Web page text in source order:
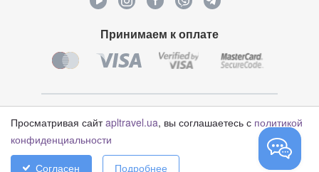
Просматривая сайтapltravel.ua, вы соглашаетесь с политикой
конфиденциальности
Согласен
Подробнее
Принимаем к оплате
© Туристический оператор «APL Travel», 2006-2026